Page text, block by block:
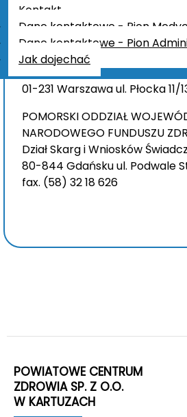
Kontakt
Dane kontaktowe - Pion
Dane kontaktowe - Pion
Jak dojechać
można zgłosić naruszenie
jakich formalności należy
z leczenia uzdrowiskowego.
Biuro RZECZNIKA PRAW
01-231 Warszawa ul. Płocka 11/
POMORSKI ODDZIAŁ
NARODOWEGO FUNDUSZU
Dział Skarg i Wniosków
80-844 Gdańsku ul. Podwale
fax. (58) 32 18 626
POWIATOWE CENTRUM
ZDROWIA SP. Z O.O.
W KARTUZACH